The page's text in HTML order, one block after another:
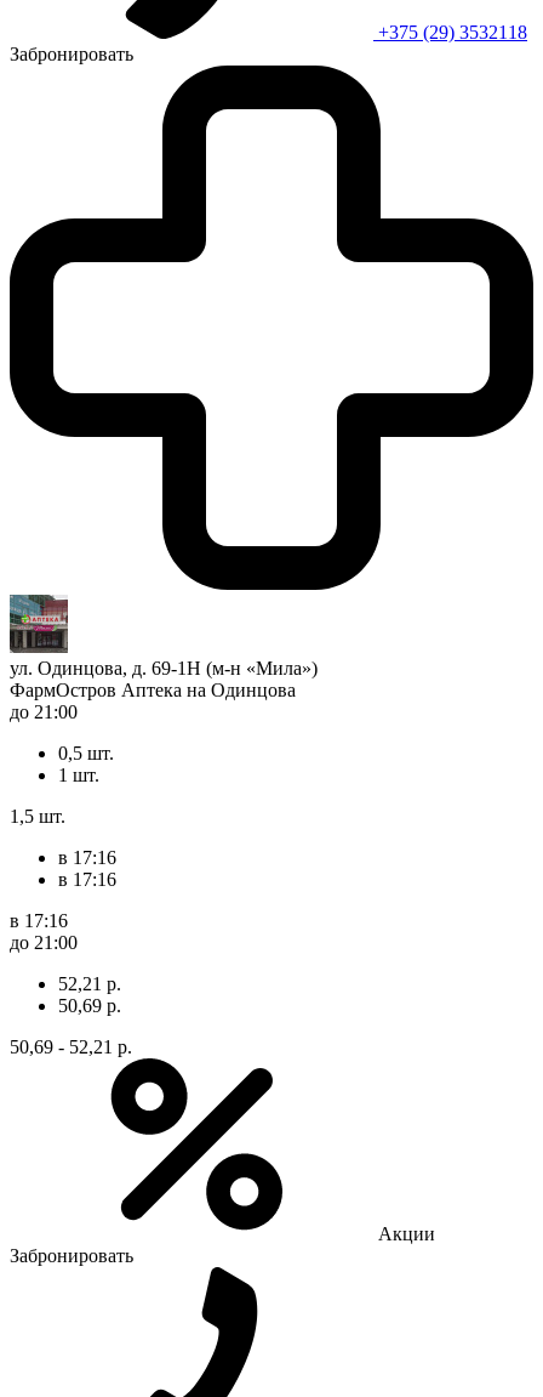
+375 (29) 3532118
Забронировать
ул. Одинцова, д. 69-1Н (м-н «Мила»)
ФармОстров Аптека на Одинцова
до 21:00
0,5 шт.
1 шт.
1,5 шт.
в 17:16
в 17:16
в 17:16
до 21:00
52,21 р.
50,69 р.
50,69 - 52,21 р.
Акции
Забронировать